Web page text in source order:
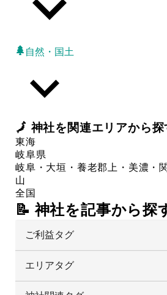
自然・国土
🗾神社を関連エリアから探
東海
岐阜県
岐阜・大垣・養老郡上・美濃・
山
全国
📝 神社を記事から探
ご利益タグ
エリアタグ